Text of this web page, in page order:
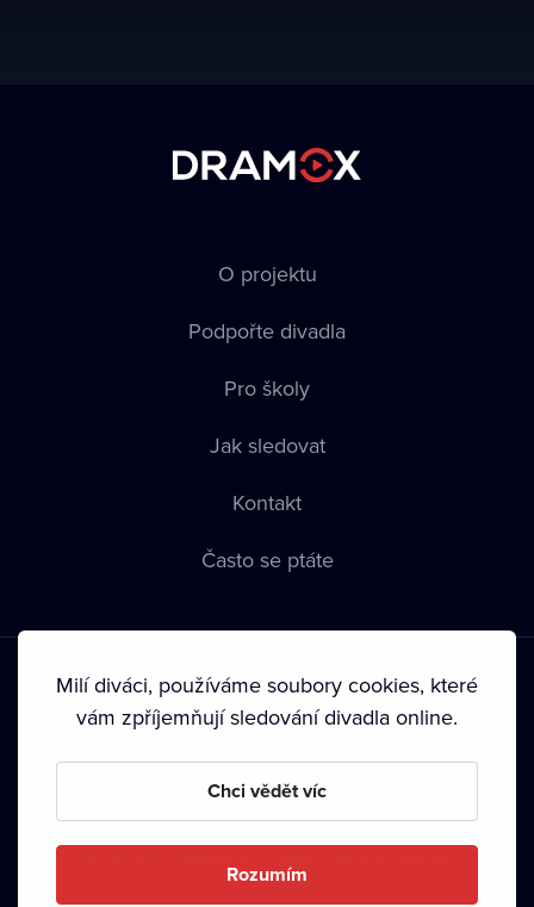
O projektu
Podpořte divadla
Pro školy
Jak sledovat
Kontakt
Často se ptáte
Podmínky používání • Ochrana soukromí • Zásady používání
• Autorská práva•
Milí diváci, používáme soubory cookies, které
vám zpříjemňují sledování divadla online.
Chci vědět víc
Rozumím